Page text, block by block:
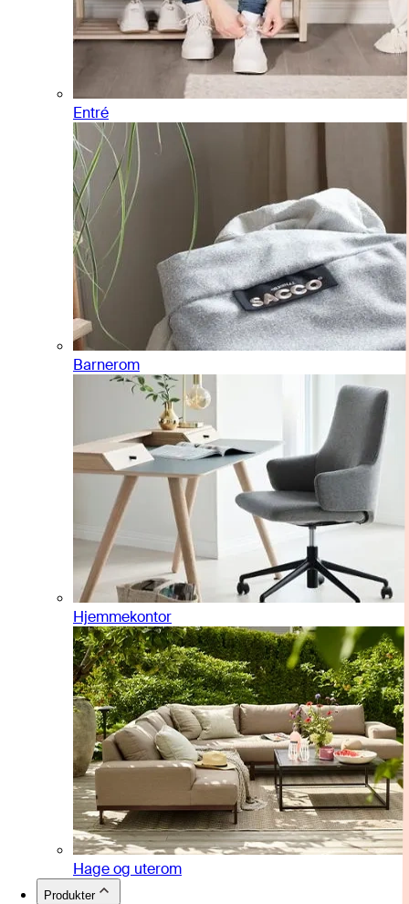
Entré
Barnerom
Hjemmekontor
Hage og uterom
Produkter